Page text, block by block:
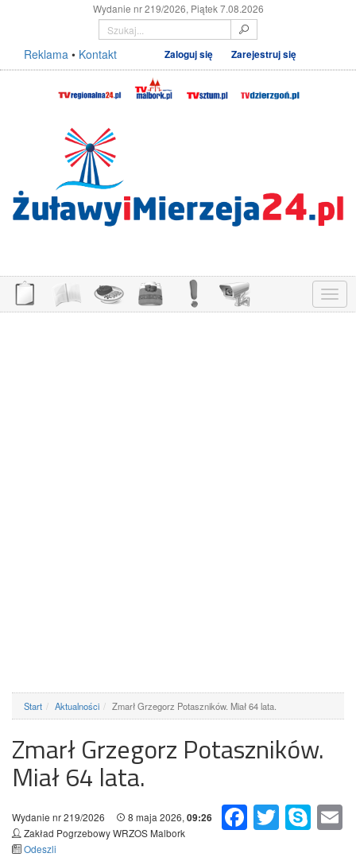
Wydanie nr 219/2026, Piątek 7.08.2026
Reklama • Kontakt Zaloguj się Zarejestruj się
Menu
Start Aktualności Zmarł Grzegorz Potaszników. Miał 64 lata.
Zmarł Grzegorz Potaszników.
Miał 64 lata.
FacebookTwitter Skype
Wydanie nr 219/2026 8 maja 2026, 09:26
Zakład Pogrzebowy WRZOS Malbork
Odeszli